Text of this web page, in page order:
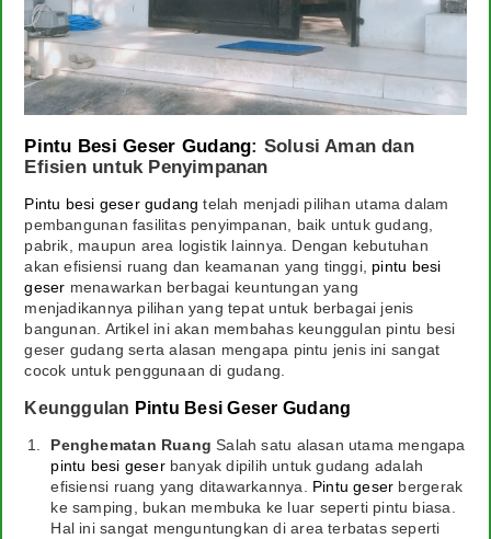
Pintu Besi Geser Gudang: Solusi Aman dan
Efisien untuk Penyimpanan
Pintu besi geser gudang telah menjadi pilihan utama dalam
pembangunan fasilitas penyimpanan, baik untuk gudang,
pabrik, maupun area logistik lainnya. Dengan kebutuhan
akan efisiensi ruang dan keamanan yang tinggi, pintu besi
geser menawarkan berbagai keuntungan yang
menjadikannya pilihan yang tepat untuk berbagai jenis
bangunan. Artikel ini akan membahas keunggulan pintu besi
geser gudang serta alasan mengapa pintu jenis ini sangat
cocok untuk penggunaan di gudang.
Keunggulan Pintu Besi Geser Gudang
Penghematan Ruang Salah satu alasan utama mengapa
pintu besi geserbanyak dipilih untuk gudang adalah
efisiensi ruang yang ditawarkannya. Pintu geser bergerak
ke samping, bukan membuka ke luar seperti pintu biasa.
Hal ini sangat menguntungkan di area terbatas seperti